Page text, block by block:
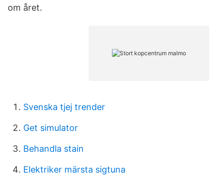
om året.
Svenska tjej trender
Get simulator
Behandla stain
Elektriker märsta sigtuna